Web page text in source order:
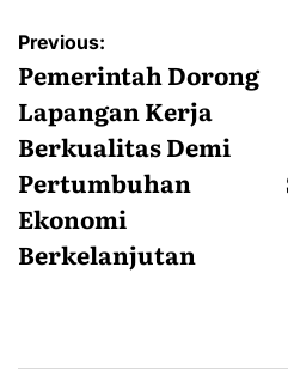
Navigasi
pos
Previous:
Pemerintah Dorong
Lapangan Kerja
Berkualitas Demi
Pertumbuhan
Ekonomi
Berkelanjutan